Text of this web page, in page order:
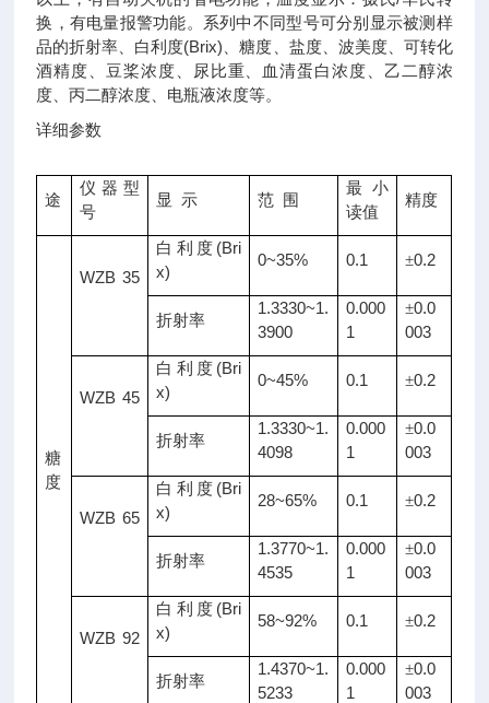
换，有电量报警功能。系列中不同型号可分别显示被测样
品的折射率、白利度(Brix) 、糖度、盐度、波美度、可转化
酒精度、豆桨浓度、尿比重、血清蛋白浓度、乙二醇浓
度、丙二醇浓度、电瓶液浓度等。
详细参数
途
仪器型
号
显 示 范 围
最小
读值
精度
糖
度
WZB 35
白利度 (Bri
x)
0~35% 0.1 ±0.2
折射率
1.3330~1.
3900
0.000
1
±0.0
003
WZB 45
白利度 (Bri
x)
0~45% 0.1 ±0.2
折射率
1.3330~1.
4098
0.000
1
±0.0
003
WZB 65
白利度 (Bri
x)
28~65% 0.1 ±0.2
折射率
1.3770~1.
4535
0.000
1
±0.0
003
WZB 92
白利度 (Bri
x)
58~92% 0.1 ±0.2
折射率
1.4370~1.
5233
0.000
1
±0.0
003